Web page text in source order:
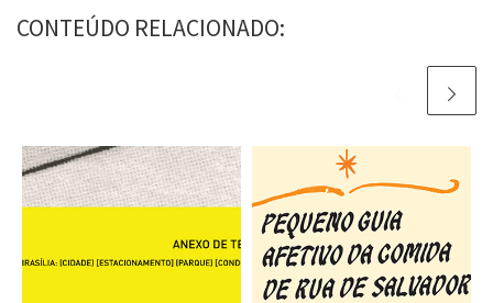
CONTEÚDO RELACIONADO: